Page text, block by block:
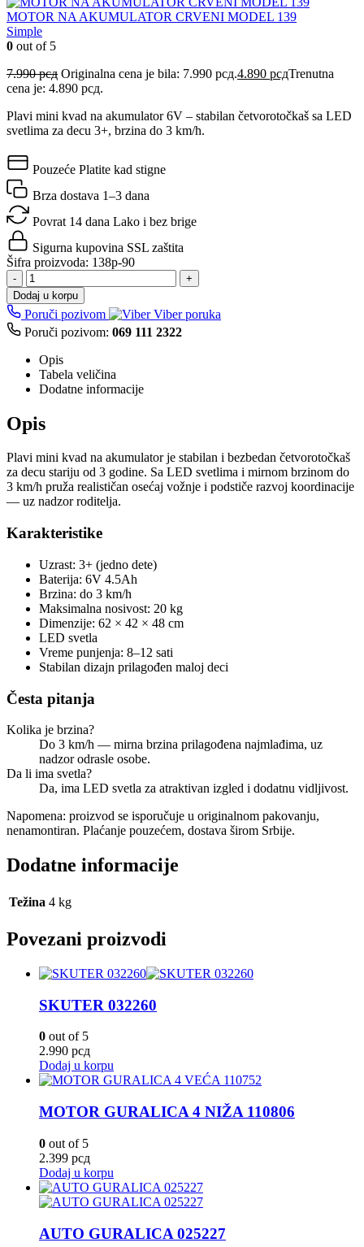
MOTOR NA AKUMULATOR CRVENI MODEL 139
Simple
0 out of 5
7.990рсд Originalna cena je bila: 7.990 рсд.4.890 рсдTrenutna
cena je: 4.890 рсд.
Plavi mini kvad na akumulator 6V – stabilan četvorotočkaš sa LED
svetlima za decu 3+, brzina do 3 km/h.
Pouzeće Platite kad stigne
Brza dostava 1–3 dana
Povrat 14 dana Lako i bez brige
Sigurna kupovina SSL zaštita
Šifra proizvoda: 138p-90
-
+
Dodaj u korpu
Poruči pozivom
Viber poruka
Poruči pozivom: 069 111 2322
Opis
Tabela veličina
Dodatne informacije
Opis
Plavi mini kvad na akumulator je stabilan i bezbedan četvorotočkaš
za decu stariju od 3 godine. Sa LED svetlima i mirnom brzinom do
3 km/h pruža realističan osećaj vožnje i podstiče razvoj koordinacije
— uz nadzor roditelja.
Karakteristike
Uzrast: 3+ (jedno dete)
Baterija: 6V 4.5Ah
Brzina: do 3 km/h
Maksimalna nosivost: 20 kg
Dimenzije: 62 × 42 × 48 cm
LED svetla
Vreme punjenja: 8–12 sati
Stabilan dizajn prilagođen maloj deci
Česta pitanja
Kolika je brzina?
Do 3 km/h — mirna brzina prilagođena najmlađima, uz
nadzor odrasle osobe.
Da li ima svetla?
Da, ima LED svetla za atraktivan izgled i dodatnu vidljivost.
Napomena: proizvod se isporučuje u originalnom pakovanju,
nenamontiran. Plaćanje pouzećem, dostava širom Srbije.
Dodatne informacije
Težina 4 kg
Povezani proizvodi
SKUTER 032260
0 out of 5
2.990 рсд
Dodaj u korpu
MOTOR GURALICA 4 NIŽA 110806
0 out of 5
2.399 рсд
Dodaj u korpu
AUTO GURALICA 025227